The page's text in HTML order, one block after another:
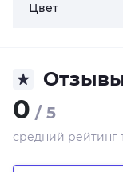
Цвет
0 / 5
средний рейтинг